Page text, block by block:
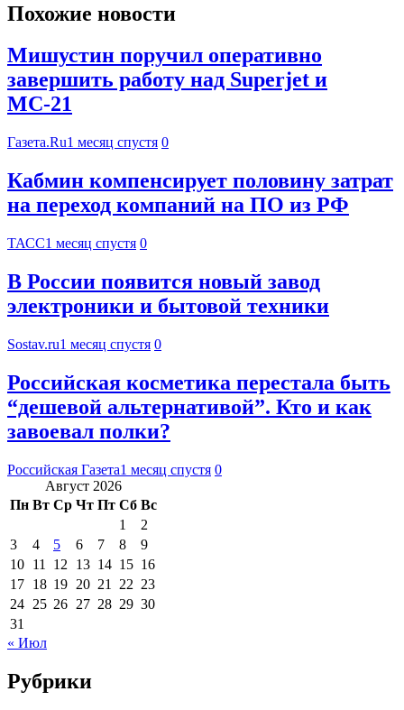
Похожие новости
Мишустин поручил оперативно
завершить работу над Superjet и
МС-21
Газета.Ru1 месяц спустя 0
Кабмин компенсирует половину затрат
на переход компаний на ПО из РФ
ТАСС1 месяц спустя 0
В России появится новый завод
электроники и бытовой техники
Sostav.ru1 месяц спустя 0
Российская косметика перестала быть
“дешевой альтернативой”. Кто и как
завоевал полки?
Российская Газета1 месяц спустя 0
Август 2026
Пн Вт Ср Чт Пт Сб Вс
1
2
3
4 5 6 7 8
9
10 11 12 13 14 15 16
17 18 19 20 21 22 23
24 25 26 27 28 29 30
31
« Июл
Рубрики